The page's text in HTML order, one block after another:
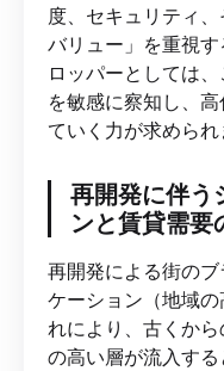
度、セキュリティ
バリュー」を重視
ロッパーとしては
を敏感に察知し、
ていく力が求められ
再開発に伴う
ンと賃貸需要
再開発による街の
ケーション（地域
れにより、古くか
の高い層が流入す